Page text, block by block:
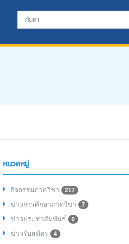
หมวดหมู่
กิจกรรมภาควิชา 217
ข่าวการศึกษาภาควิชา 7
ข่าวประชาสัมพันธ์ 0
ข่าวรับสมัคร 4